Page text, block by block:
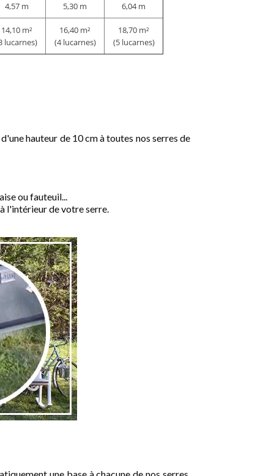
4,57 m 5,30 m 6,04 m
14,10 m²
lucarnes)
16,40 m²
(4 lucarnes)
18,70 m²
(5 lucarnes)
hauteur de 10 cm à toutes nos serres de
ou fauteuil...
l'intérieur de votre serre.